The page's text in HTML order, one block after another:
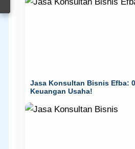
Jasa Konsultan Bisnis Efba:
Keuangan Usaha!